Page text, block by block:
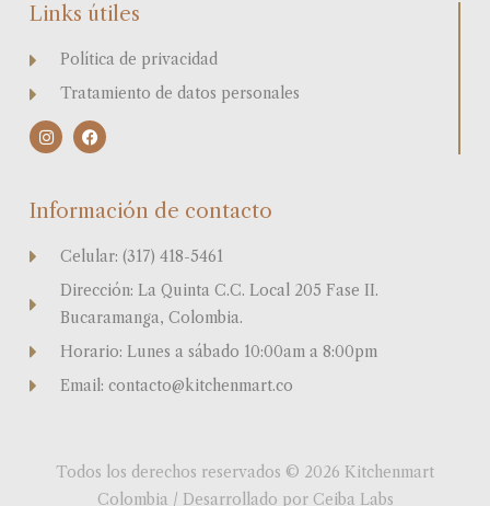
Links útiles
Política de privacidad
Tratamiento de datos personales
I
n
g
F
a
o
k
Información de contacto
Celular: (317) 418-5461
Dirección: La Quinta C.C. Local 205 Fase II.
Bucaramanga, Colombia.
Horario: Lunes a sábado 10:00am a 8:00pm
Email: contacto@kitchenmart.co
Todos los derechos reservados © 2026 Kitchenmart
Colombia / Desarrollado por Ceiba Labs